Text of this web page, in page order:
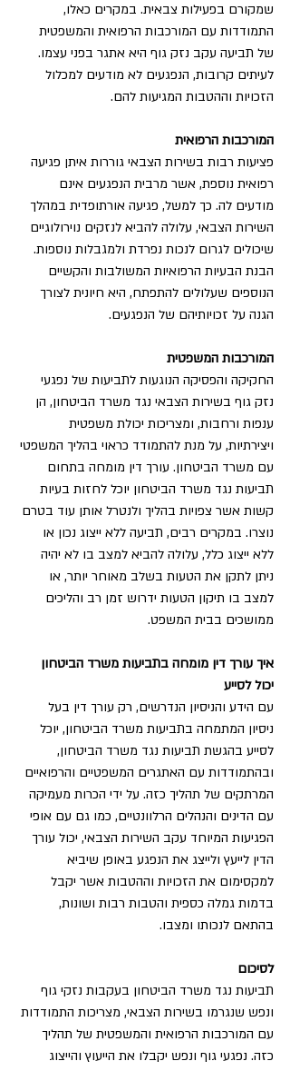
שמקורם בפעילות צבאית. במקרים כאלו,
התמודדות עם המורכבות הרפואית והמשפטית
של תביעה עקב נזק גוף היא אתגר בפני עצמו.
לעיתים קרובות, הנפגעים לא מודעים למכלול
הזכויות וההטבות המגיעות להם.
המורכבות הרפואית
פציעות רבות בשירות הצבאי גוררות איתן פגיעה
רפואית נוספת, אשר מרבית הנפגעים אינם
מודעים לה. כך למשל, פגיעה אורתופדית במהלך
השירות הצבאי, עלולה להביא לנזקים נוירולוגיים
שיכולים לגרום לנכות נפרדת ולמגבלות נוספות.
הבנת הבעיות הרפואיות המשולבות והקשיים
הנוספים שעלולים להתפתח, היא חיונית לצורך
הגנה על זכויותיהם של הנפגעים.
המורכבות המשפטית
החקיקה והפסיקה הנוגעות לתביעות של נפגעי
נזק גוף בשירות הצבאי נגד משרד הביטחון, הן
ענפות ורחבות, ומצריכות יכולת משפטית
ויצירתיות, על מנת להתמודד כראוי בהליך המשפטי
עם משרד הביטחון. עורך דין מומחה בתחום
תביעות נגד משרד הביטחון יוכל לחזות בעיות
קשות אשר צפויות בהליך ולנטרל אותן עוד בטרם
נוצרו. במקרים רבים, תביעה ללא ייצוג נכון או
ללא ייצוג כלל, עלולה להביא למצב בו לא יהיה
ניתן לתקן את הטעות בשלב מאוחר יותר, או
למצב בו תיקון הטעות ידרוש זמן רב והליכים
ממושכים בבית המשפט.
איך עורך דין מומחה בתביעות משרד הביטחון
יכול לסייע
עם הידע והניסיון הנדרשים, רק עורך דין בעל
ניסיון המתמחה בתביעות משרד הביטחון, יוכל
לסייע בהגשת תביעות נגד משרד הביטחון,
ובהתמודדות עם האתגרים המשפטיים והרפואיים
המרתקים של תהליך כזה. על ידי הכרות מעמיקה
עם הדינים והנהלים הרלוונטיים, כמו גם עם אופי
הפגיעות המיוחד עקב השירות הצבאי, יכול עורך
הדין לייעץ ולייצג את הנפגע באופן שיביא
למקסימום את הזכויות וההטבות אשר יקבל
בדמות גמלה כספית והטבות רבות ושונות,
בהתאם לנכותו ומצבו.
לסיכום
תביעות נגד משרד הביטחון בעקבות נזקי גוף
ונפש שנגרמו בשירות הצבאי, מצריכות התמודדות
עם המורכבות הרפואית והמשפטית של תהליך
כזה. נפגעי גוף ונפש יקבלו את הייעוץ והייצוג